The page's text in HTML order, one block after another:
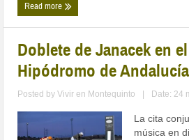
Read more
Doblete de Janacek en
Hipódromo de Andalucía
Posted byVivir en Montequinto Date: 24
La cita
música en